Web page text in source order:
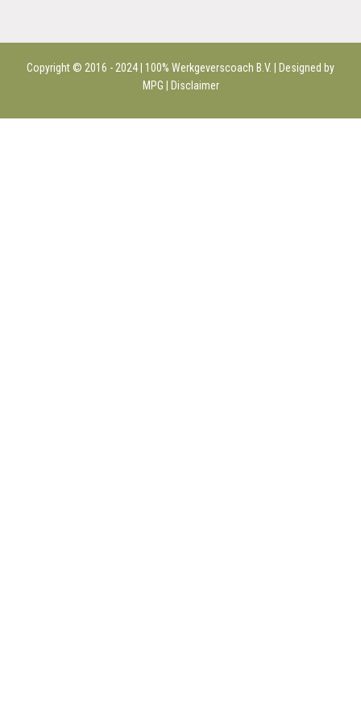
Copyright © 2016 - 2024 | 100% Werkgeverscoach B.V. | Designed by
MPG |
Disclaimer